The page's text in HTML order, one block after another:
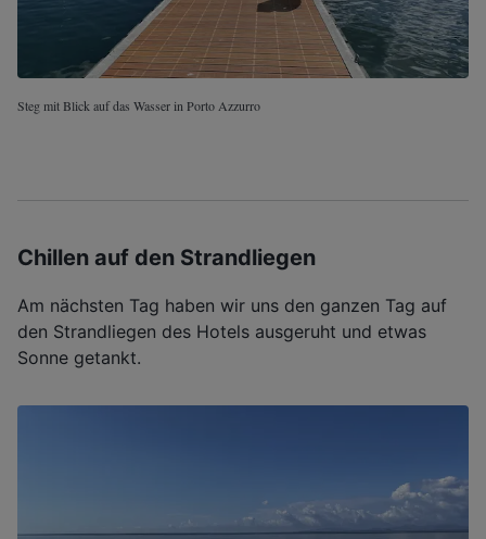
Steg mit Blick auf das Wasser in Porto Azzurro
Chillen auf den Strandliegen
Am nächsten Tag haben wir uns den ganzen Tag auf
den Strandliegen des Hotels ausgeruht und etwas
Sonne getankt.